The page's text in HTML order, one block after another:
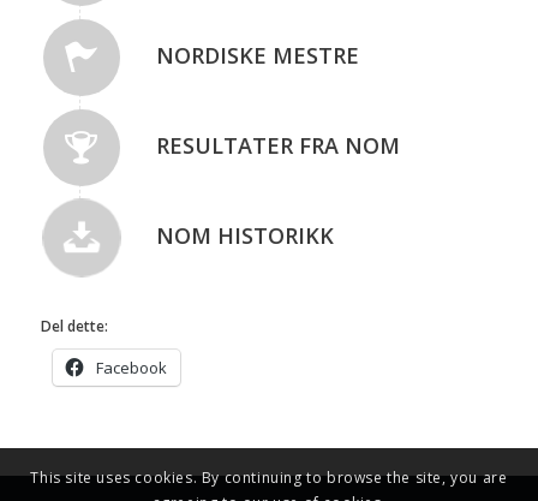
NORDISKE MESTRE
RESULTATER FRA NOM
NOM HISTORIKK
Del dette:
Facebook
This site uses cookies. By continuing to browse the site, you are